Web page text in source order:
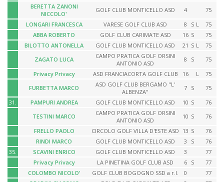
BERETTA ZANONI
NICCOLO'
GOLF CLUB MONTICELLO ASD 4
75
LONGARI FRANCESCA
VARESE GOLF CLUB ASD 8 S L
75
ABBA ROBERTO
GOLF CLUB CARIMATE ASD 16 S
75
BILOTTO ANTONELLA
GOLF CLUB MONTICELLO ASD 21 S L
75
ZAGATO LUCA
CAMPO PRATICA GOLF ORSINI
ANTONIO ASD
8 S
75
Privacy Privacy
ASD FRANCIACORTA GOLF CLUB 16 L
75
FURBETTA MARCO
ASD GOLF CLUB BERGAMO "L'
ALBENZA"
7 S
75
31.
PAMPURI ANDREA GOLF CLUB MONTICELLO ASD 10 S
76
TESTINI MARCO
CAMPO PRATICA GOLF ORSINI
ANTONIO ASD
10 S
76
FRELLO PAOLO
CIRCOLO GOLF VILLA D'ESTE ASD 13 S
76
RINDI MARCO
GOLF CLUB MONTICELLO ASD 3 S
76
35.
SCAVINI ENRICO GOLF CLUB MONTICELLO ASD 3
77
Privacy Privacy
LA PINETINA GOLF CLUB ASD 6 S
77
COLOMBO NICOLO'
GOLF CLUB BOGOGNO SSD a r.l. 0
77